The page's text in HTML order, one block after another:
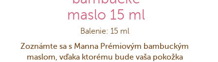
maslo 15 ml
Balenie: 15 ml
Zoznámte sa s Manna Prémiovým bambuckým
maslom, vďaka ktorému bude vaša pokožka